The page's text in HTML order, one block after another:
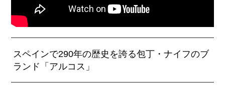
スペインで290年の歴史を誇る包丁・ナイフのブ
ランド「アルコス」